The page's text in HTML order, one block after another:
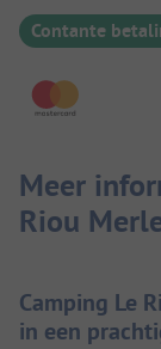
Contante
Meer
Riou
Camping Le
in een